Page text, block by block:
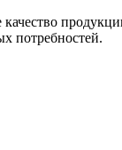
потребностей.